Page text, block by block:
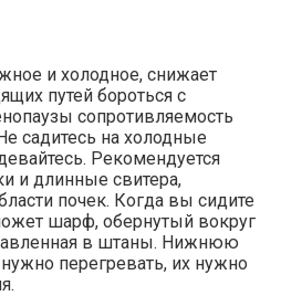
и холодное, снижает
путей бороться с
сопротивляемость
садитесь на холодные
Рекомендуется
и длинные свитера,
почек. Когда вы сидите
шарф, обернутый вокруг
в штаны. Нижнюю
перегревать, их нужно